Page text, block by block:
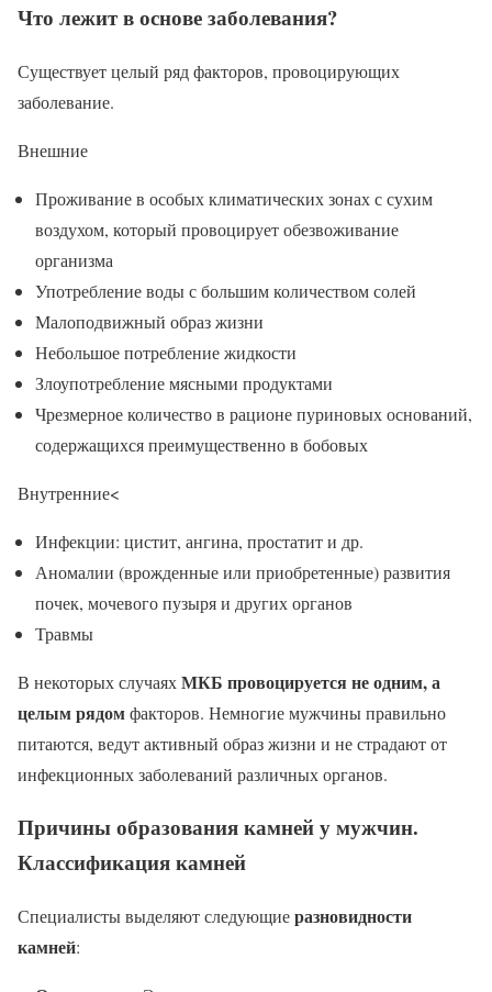
Что лежит в основе заболевания?
Существует целый ряд факторов, провоцирующих
заболевание.
Внешние
Проживание в особых климатических зонах с сухим
воздухом, который провоцирует обезвоживание
организма
Употребление воды с большим количеством солей
Малоподвижный образ жизни
Небольшое потребление жидкости
Злоупотребление мясными продуктами
Чрезмерное количество в рационе пуриновых оснований,
содержащихся преимущественно в бобовых
Внутренние<
Инфекции: цистит, ангина, простатит и др.
Аномалии (врожденные или приобретенные) развития
почек, мочевого пузыря и других органов
Травмы
В некоторых случаяхМКБ провоцируется не одним, а
целым рядомфакторов. Немногие мужчины правильно
питаются, ведут активный образ жизни и не страдают от
инфекционных заболеваний различных органов.
Причины образования камней у мужчин.
Классификация камней
Специалисты выделяют следующиеразновидности
камней: